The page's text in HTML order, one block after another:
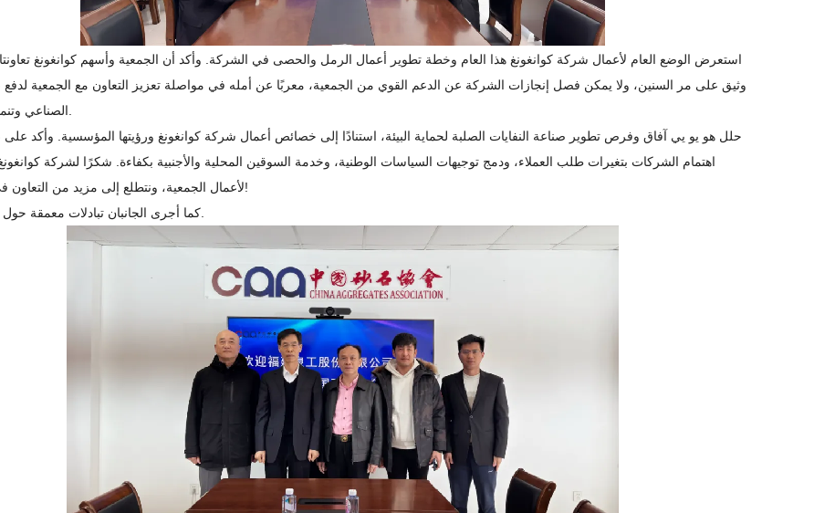
استعرض الوضع العام لأعمال شركة كوانغونغ هذا العام وخطة تطوير أعمال الرمل والحصى في الشركة. وأكد أن الجمعية وأسهم كوانغونغ
وثيق على مر السنين، ولا يمكن فصل إنجازات الشركة عن الدعم القوي من الجمعية، معربًا عن أمله في مواصلة تعزيز التعاون مع الجمعية لدفع
حلل هو يو يي آفاق وفرص تطوير صناعة النفايات الصلبة لحماية البيئة، استنادًا إلى خصائص أعمال شركة كوانغونغ ورؤيتها المؤسسية. وأكد
اهتمام الشركات بتغيرات طلب العملاء، ودمج توجيهات السياسات الوطنية، وخدمة السوقين المحلية والأجنبية بكفاءة. شكرًا لشركة
لأعمال الجمعية، ونتطلع إلى مزيد من التعاون في المستقبل!